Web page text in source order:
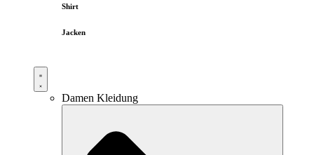
Shirt
Jacken
Damen Kleidung